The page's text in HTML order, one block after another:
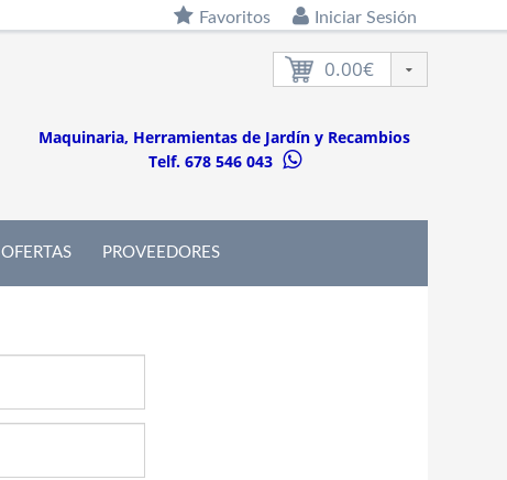
Favoritos Iniciar Sesión
0.00€
Maquinaria, Herramientas de Jardín y Recambios
Telf. 678 546 043
OFERTAS PROVEEDORES